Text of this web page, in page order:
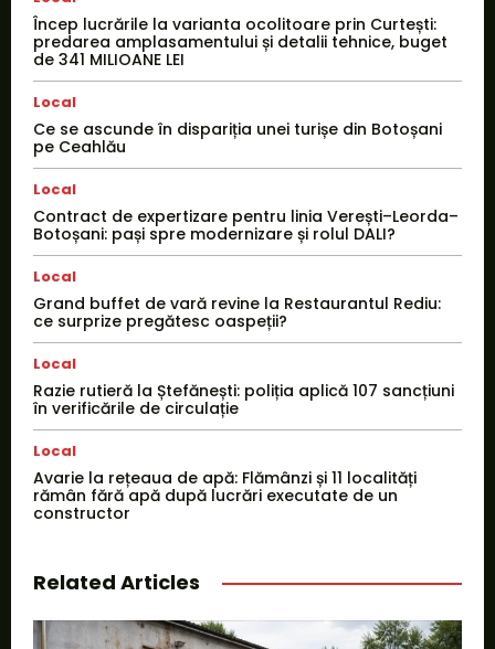
Încep lucrările la varianta ocolitoare prin Curtești:
predarea amplasamentului și detalii tehnice, buget
de 341 MILIOANE LEI
Local
Ce se ascunde în dispariția unei turișe din Botoșani
pe Ceahlău
Local
Contract de expertizare pentru linia Verești–Leorda–
Botoșani: pași spre modernizare și rolul DALI?
Local
Grand buffet de vară revine la Restaurantul Rediu:
ce surprize pregătesc oaspeții?
Local
Razie rutieră la Ștefănești: poliția aplică 107 sancțiuni
în verificările de circulație
Local
Avarie la rețeaua de apă: Flămânzi și 11 localități
rămân fără apă după lucrări executate de un
constructor
Related Articles